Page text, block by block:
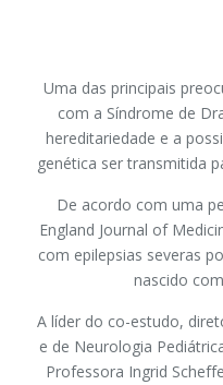
Uma das principais
com a Síndrome de
hereditariedade e a
genética ser transmitida
De acordo com uma
England Journal of
com epilepsias severas
nascido
A líder do co-estudo,
e de Neurologia
Professora Ingrid